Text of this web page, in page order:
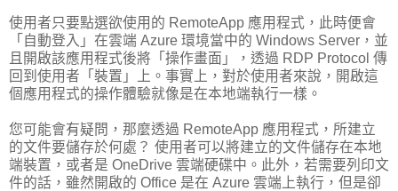
使用者只要點選欲使用的 RemoteApp 應用程式，此時便會
「自動登入」在雲端 Azure 環境當中的 Windows Server，並
且開啟該應用程式後將「操作畫面」，透過 RDP Protocol 傳
回到使用者「裝置」上。事實上，對於使用者來說，開啟這
個應用程式的操作體驗就像是在本地端執行一樣。
您可能會有疑問，那麼透過 RemoteApp 應用程式，所建立
的文件要儲存於何處？ 使用者可以將建立的文件儲存在本地
端裝置，或者是 OneDrive 雲端硬碟中。此外，若需要列印文
件的話，雖然開啟的 Office 是在 Azure 雲端上執行，但是卻